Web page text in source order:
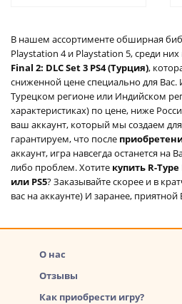
В нашем ассортименте обширная
Playstation 4 и Playstation 5, среди
Final 2: DLC Set 3 PS4 (Турция),
сниженной цене специально для Вас.
Турецком регионе или Индийском
характеристиках) по цене, ниже
ваш аккаунт, который мы создаем
гарантируем, что после
аккаунт, игра навсегда останется на
либо проблем. Хотите купить R-Type
или PS5? Заказывайте скорее и в
вас на аккаунте) И заранее,
О нас
Отзывы
Как приобрести игру?